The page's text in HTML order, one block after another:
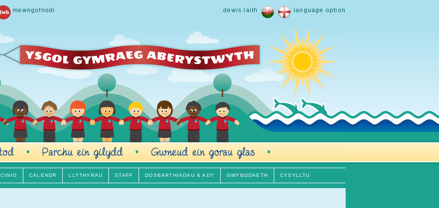
mewngofnodi dewis iaith language option
CINIO CALENDR LLYTHYRAU STAFF DOSBARTHIADAU & ADY GWYBODAETH CYSYLLTU